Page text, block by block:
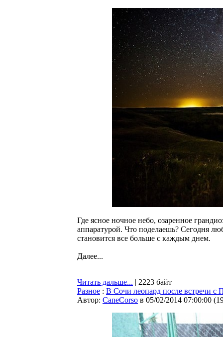
Где ясное ночное небо, озаренное
аппаратурой. Что поделаешь? Сегодня
становится все больше с каждым днем.
Далее...
Читать дальше... | 2223 байт
Разное : В Сочи леопард после встречи с
Автор: CaneCorso в 05/02/2014 07:00:00 (